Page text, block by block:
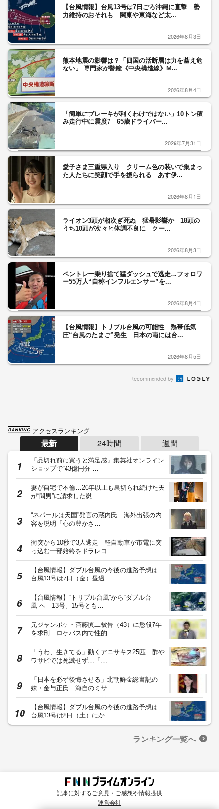
【台風情報】台風13号は7日ごろ沖縄に直撃 勢
力維持のおそれも 関東や東海など太...
2026年8月3日
熊本地震の影響は？「四国の活断層は力を蓄え危
ない」 専門家が警鐘《中央構造線》M...
2026年8月4日
「簡単にブレーキが利くわけではない」10トン積
み走行中に震度7 65歳ドライバー...
2026年7月31日
愛子さま三重県入り クリーム色の装いで集まっ
た人たちに笑顔で手を振られる あす伊...
2026年8月1日
ライオン3頭が相次ぎ死ぬ 猛暑影響か 18頭の
うち10頭が次々と体調不良に クー...
2026年8月3日
ベントレー乗り捨て猛ダッシュで逃走…フォロワ
ー55万人“自称インフルエンサー”を...
2026年8月4日
【台風情報】トリプル台風の可能性 熱帯低気
圧“台風のたまご”発生 日本の南には台...
2026年8月5日
Recommended by
アクセスランキング
最新 24時間 週間
「品切れ前に買うと満足感」集英社オンライン
ショップで“43億円分”…
妻が自宅で不倫…20年以上も裏切られ続けた夫
が“間男”に請求した慰…
“ネパールは天国”発言の蔵内氏 海外出張の内
容を説明「心の豊かさ…
衝突から10秒で3人逃走 軽自動車が市電に突
っ込む一部始終をドラレコ…
【台風情報】ダブル台風の今後の進路予想は
台風13号は7日（金）昼過…
【台風情報】“トリプル台風”から“ダブル台
風”へ 13号、15号とも…
元ジャンポケ・斉藤慎二被告（43）に懲役7年
を求刑 ロケバス内で性的…
「うわ、生きてる」動くアニサキス25匹 酢や
ワサビでは死滅せず…「…
「日本を必ず後悔させる」北朝鮮金総書記の
妹・金与正氏 海自のミサ…
【台風情報】ダブル台風の今後の進路予想は
台風13号は8日（土）にか…
ランキング一覧へ
記事に対するご意見・ご感想や情報提供
運営会社